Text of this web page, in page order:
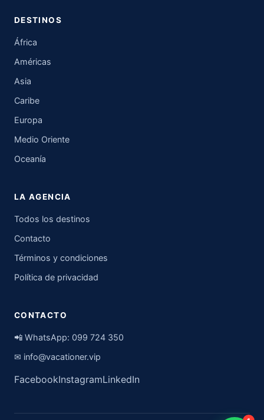
DESTINOS
África
Américas
Asia
Caribe
Europa
Medio Oriente
Oceanía
LA AGENCIA
Todos los destinos
Contacto
Términos y condiciones
Política de privacidad
CONTACTO
📲 WhatsApp: 099 724 350
✉ info@vacationer.vip
FacebookInstagramLinkedIn